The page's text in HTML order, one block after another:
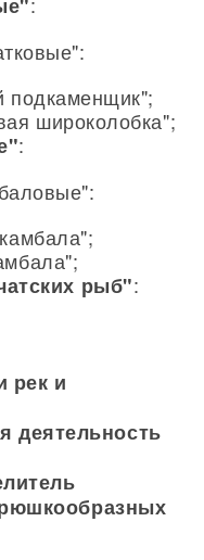
подкаменщик";
широколобка";
:
рыб":
рек и
деятельность